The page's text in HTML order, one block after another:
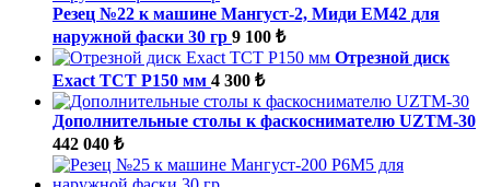
Резец №22 к машине Мангуст-2, Миди ЕМ42 для
наружной фаски 30 гр 9 100 ₺
Отрезной диск
Exact TCT P150 мм 4 300 ₺
Дополнительные столы к фаскоснимателю UZTM-30
442 040 ₺